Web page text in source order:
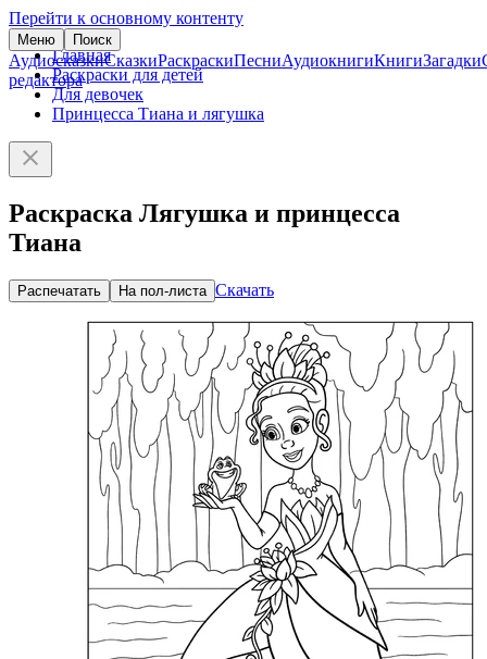
Перейти к основному контенту
Меню Поиск
АудиосказкиСказкиРаскраскиПесниАудиокнигиКнигиЗагадки
редактора
Главная
Раскраски для детей
Для девочек
Принцесса Тиана и лягушка
Раскраска Лягушка и принцесса
Тиана
Распечатать На пол-листа Скачать